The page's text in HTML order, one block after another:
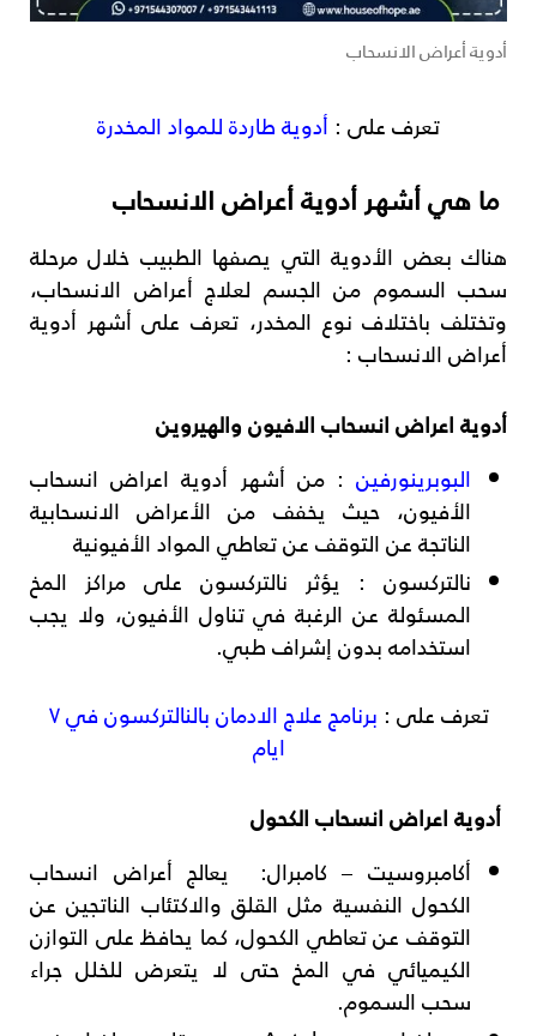
أدوية أعراض الانسحاب
تعرف على : أدوية طاردة للمواد المخدرة
ما هي أشهر أدوية أعراض الانسحاب
هناك بعض الأدوية التي يصفها الطبيب خلال مرحلة
سحب السموم من الجسم لعلاج أعراض الانسحاب،
وتختلف باختلاف نوع المخدر، تعرف على أشهر أدوية
أعراض الانسحاب :
أدوية اعراض انسحاب الافيون والهيروين
البوبرينورفين : من أشهر أدوية اعراض انسحاب
الأفيون، حيث يخفف من الأعراض الانسحابية
الناتجة عن التوقف عن تعاطي المواد الأفيونية
نالتركسون : يؤثر نالتركسون على مراكز المخ
المسئولة عن الرغبة في تناول الأفيون، ولا يجب
استخدامه بدون إشراف طبي.
تعرف على :
برنامج علاج الادمان بالنالتركسون في ٧
ايام
أدوية اعراض انسحاب الكحول
أكامبروسيت – كامبرال: يعالج أعراض انسحاب
الكحول النفسية مثل القلق والاكتئاب الناتجين عن
التوقف عن تعاطي الكحول، كما يحافظ على التوازن
الكيميائي في المخ حتى لا يتعرض للخلل جراء
سحب السموم.